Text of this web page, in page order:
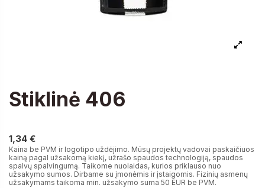
Stiklinė 406
1,34 €
Kaina be PVM ir logotipo uždėjimo. Mūsų projektų vadovai paskaičiuos
kainą pagal užsakomą kiekį, užrašo spaudos technologiją, spaudos
spalvų spalvingumą. Taikome nuolaidas, kurios priklauso nuo
užsakymo sumos. Dirbame su įmonėmis ir įstaigomis. Fizinių asmenų
užsakymams taikoma min. užsakymo suma 50 EUR be PVM.